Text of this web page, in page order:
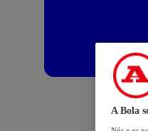
A Bola